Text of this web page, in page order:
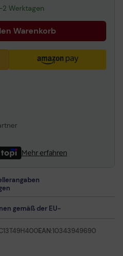
2 Werktagen
Warenkorb
Mehr erfahren
gemäß der EU-
EAN:10343949690